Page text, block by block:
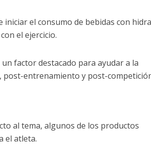
iniciar el consumo de bebidas con
el ejercicio.
factor destacado para ayudar a la
post-entrenamiento y post-
al tema, algunos de los productos
el atleta.